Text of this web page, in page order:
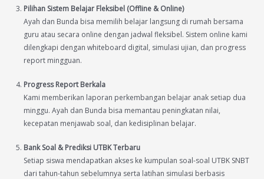
Pilihan Sistem Belajar Fleksibel (Offline & Online)
Ayah dan Bunda bisa memilih belajar langsung di rumah bersama
guru atau secara online dengan jadwal fleksibel. Sistem online kami
dilengkapi dengan whiteboard digital, simulasi ujian, dan progress
report mingguan.
Progress Report Berkala
Kami memberikan laporan perkembangan belajar anak setiap dua
minggu. Ayah dan Bunda bisa memantau peningkatan nilai,
kecepatan menjawab soal, dan kedisiplinan belajar.
Bank Soal & Prediksi UTBK Terbaru
Setiap siswa mendapatkan akses ke kumpulan soal-soal UTBK SNBT
dari tahun-tahun sebelumnya serta latihan simulasi berbasis